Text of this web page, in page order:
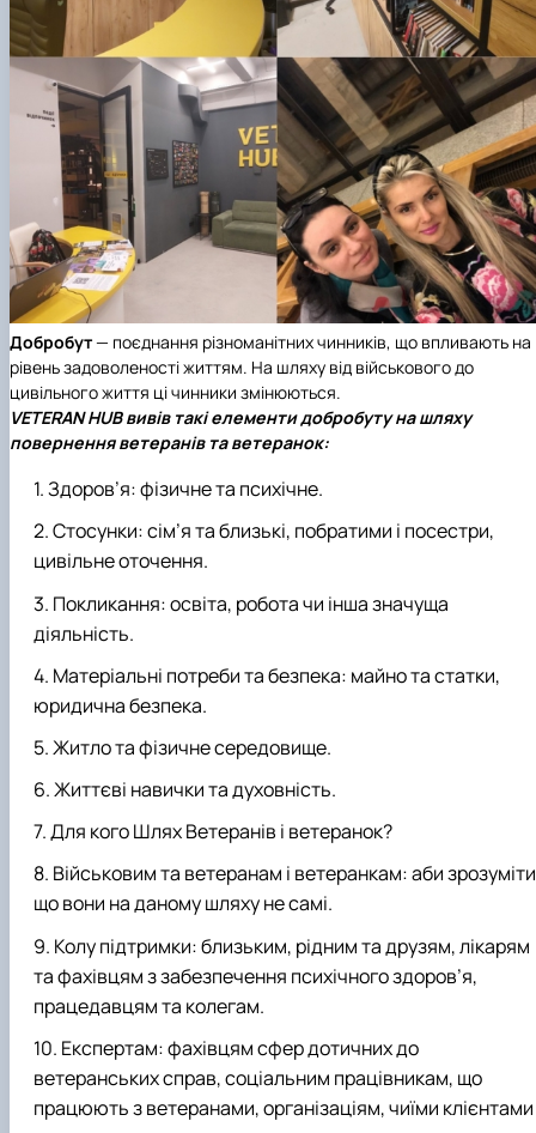
Добробут— поєднання різноманітних чинників, що впливають на
рівень задоволеності життям. На шляху від військового до
цивільного життя ці чинники змінюються.
VETERAN HUB вивів такі елементи добробуту на шляху
повернення ветеранів та ветеранок:
Здоров’я: фізичне та психічне.
Стосунки: сім’я та близькі, побратими і посестри,
цивільне оточення.
Покликання: освіта, робота чи інша значуща
діяльність.
Матеріальні потреби та безпека: майно та статки,
юридична безпека.
Житло та фізичне середовище.
Життєві навички та духовність.
Для кого Шлях Ветеранів і ветеранок?
Військовим та ветеранам і ветеранкам: аби
що вони на даному шляху не самі.
Колу підтримки: близьким, рідним та друзям, лікарям
та фахівцям з забезпечення психічного здоров’я,
працедавцям та колегам.
Експертам: фахівцям сфер дотичних до
ветеранських справ, соціальним працівникам, що
працюють з ветеранами, організаціям, чиїми клієнтами